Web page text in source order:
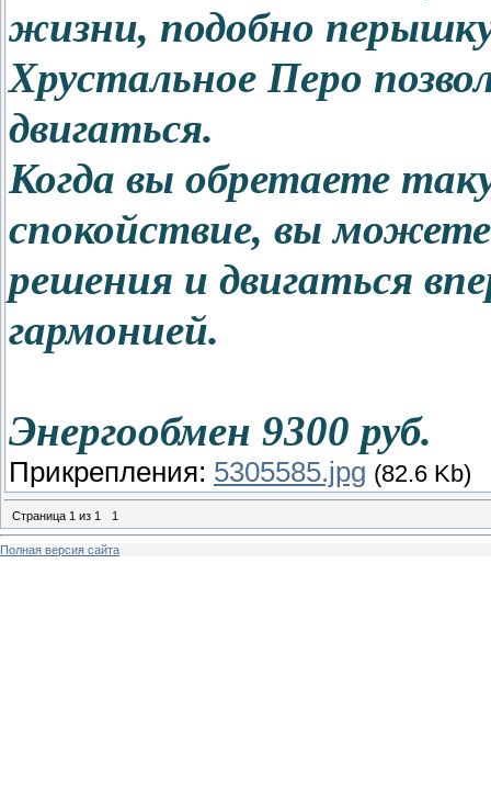
жизни, подобно
Хрустальное Перо
двигаться.
Когда вы обретаете
спокойствие, вы
решения и двигаться
гармонией.
Энергообмен 9300 руб.
Прикрепления: 5305585.jpg (82.6 Kb)
Страница 1 из 1 1
Полная версия сайта